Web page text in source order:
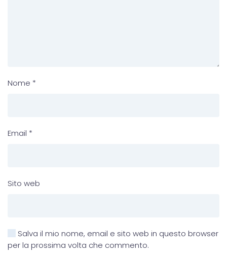
Nome *
Email *
Sito web
Salva il mio nome, email e sito web in questo browser
per la prossima volta che commento.